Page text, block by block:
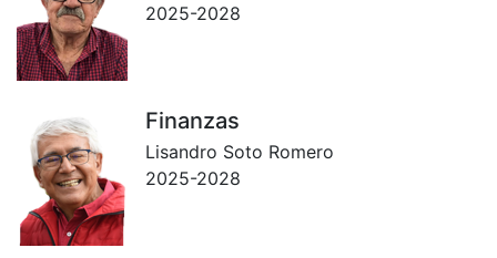
2025-2028
Finanzas
Lisandro Soto Romero
2025-2028